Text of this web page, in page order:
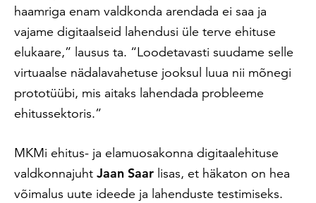
haamriga enam valdkonda arendada ei saa ja
vajame digitaalseid lahendusi üle terve ehituse
elukaare,” lausus ta. “Loodetavasti suudame selle
virtuaalse nädalavahetuse jooksul luua nii mõnegi
prototüübi, mis aitaks lahendada probleeme
ehitussektoris.”
MKMi ehitus- ja elamuosakonna digitaalehituse
valdkonnajuht Jaan Saar lisas, et häkaton on hea
võimalus uute ideede ja lahenduste testimiseks.